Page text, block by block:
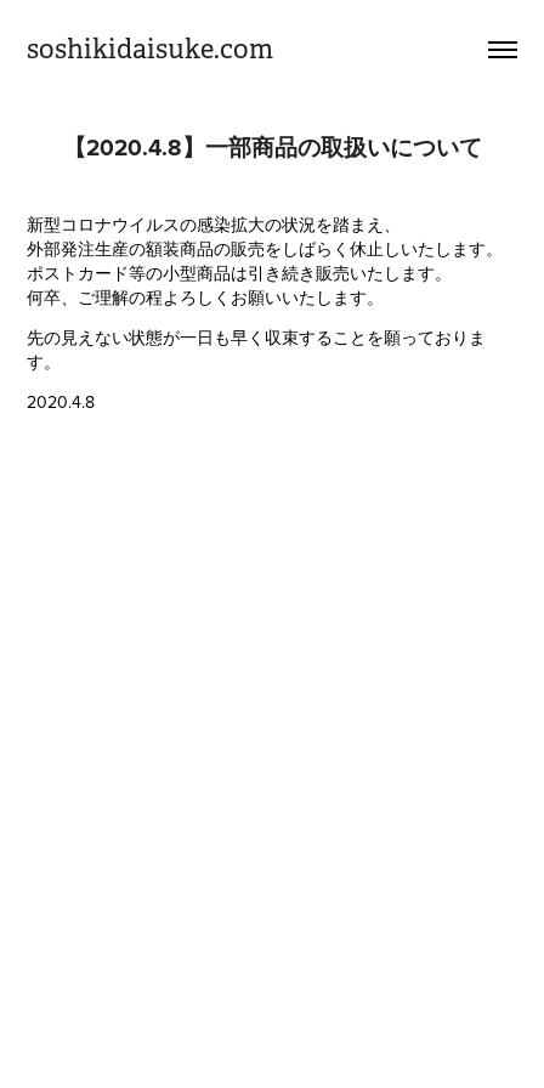
soshikidaisuke.com
【2020.4.8】一部商品の取扱いについて
新型コロナウイルスの感染拡大の状況を踏まえ、
外部発注生産の額装商品の販売をしばらく休止しいたします。
ポストカード等の小型商品は引き続き販売いたします。
何卒、ご理解の程よろしくお願いいたします。
先の見えない状態が一日も早く 収束することを願っておりま
す。
2020.4.8